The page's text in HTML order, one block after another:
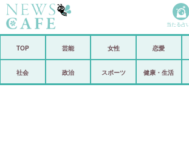
政治
当たる占
TOP 芸能 女性 恋愛
社会 政治 スポーツ 健康・生活